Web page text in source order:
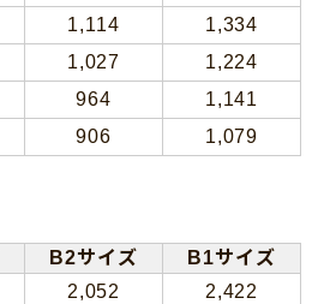
1,114
1,334
1,027
1,224
964
1,141
906 1,079
B2サイズ
B1サイズ
2,052
2,422